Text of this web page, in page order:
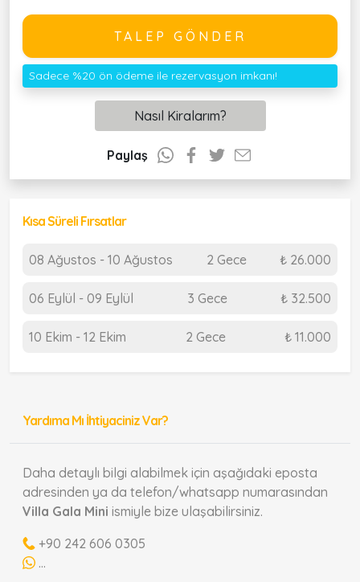
TALEP GÖNDER
Sadece %20 ön ödeme ile rezervasyon imkanı!
Nasıl Kiralarım?
Paylaş
Kısa Süreli Fırsatlar
08 Ağustos - 10 Ağustos 2 Gece ₺ 26.000
06 Eylül - 09 Eylül 3 Gece ₺ 32.500
10 Ekim - 12 Ekim 2 Gece ₺ 11.000
Yardıma Mı İhtiyaciniz Var?
Daha detaylı bilgi alabilmek için aşağıdaki eposta
adresinden ya da telefon/whatsapp numarasından
Villa Gala Mini ismiyle bize ulaşabilirsiniz.
+90 242 606 0305
...